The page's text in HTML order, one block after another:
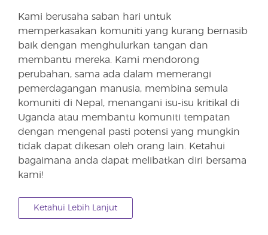
Kami berusaha saban hari untuk
memperkasakan komuniti yang kurang bernasib
baik dengan menghulurkan tangan dan
membantu mereka. Kami mendorong
perubahan, sama ada dalam memerangi
pemerdagangan manusia, membina semula
komuniti di Nepal, menangani isu-isu kritikal di
Uganda atau membantu komuniti tempatan
dengan mengenal pasti potensi yang mungkin
tidak dapat dikesan oleh orang lain. Ketahui
bagaimana anda dapat melibatkan diri bersama
kami!
Ketahui Lebih Lanjut